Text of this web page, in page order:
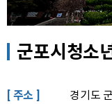
군포시청소
[ 주소 ] 경기도